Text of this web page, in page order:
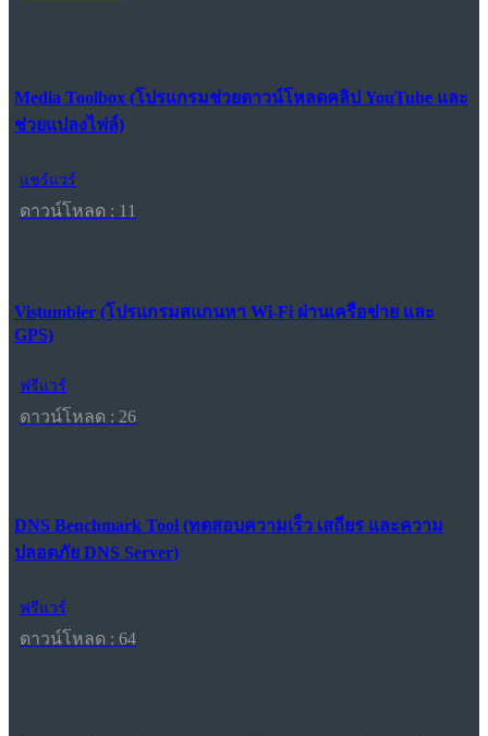
Media Toolbox (โปรแกรมช่วยดาวน์โหลดคลิป YouTube และ
ช่วยแปลงไฟล์)
แชร์แวร์
ดาวน์โหลด : 11
Vistumbler (โปรแกรมสแกนหา Wi-Fi ผ่านเครือข่าย และ
GPS)
ฟรีแวร์
ดาวน์โหลด : 26
DNS Benchmark Tool (ทดสอบความเร็ว เสถียร และความ
ปลอดภัย DNS Server)
ฟรีแวร์
ดาวน์โหลด : 64